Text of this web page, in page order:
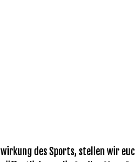
des Sports, stellen wir